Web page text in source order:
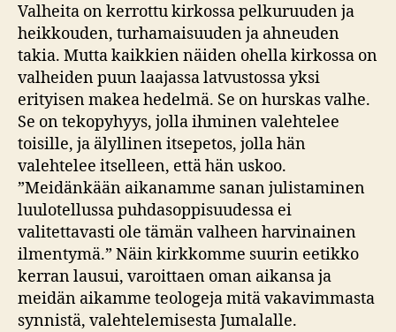
Valheita on kerrottu kirkossa pelkuruuden ja
heikkouden, turhamaisuuden ja ahneuden
takia. Mutta kaikkien näiden ohella kirkossa on
valheiden puun laajassa latvustossa yksi
erityisen makea hedelmä. Se on hurskas valhe.
Se on tekopyhyys, jolla ihminen valehtelee
toisille, ja älyllinen itsepetos, jolla hän
valehtelee itselleen, että hän uskoo.
”Meidänkään aikanamme sanan julistaminen
luulotellussa puhdasoppisuudessa ei
valitettavasti ole tämän valheen harvinainen
ilmentymä.” Näin kirkkomme suurin eetikko
kerran lausui, varoittaen oman aikansa ja
meidän aikamme teologeja mitä vakavimmasta
synnistä, valehtelemisesta Jumalalle.